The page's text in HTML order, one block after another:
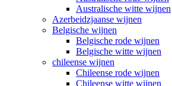
Australische witte wijnen
Azerbeidzjaanse wijnen
Belgische wijnen
Belgische rode wijnen
Belgische witte wijnen
chileense wijnen
Chileense rode wijnen
Chileense witte wijnen